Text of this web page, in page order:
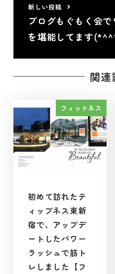
新しい投稿
ブログもぐもく会
を堪能してます
関連
フィットネス
初めて訪れたテ
ィップネス東新
宿で、アップデ
ートしたパワー
ラッシュで筋ト
レしました【フ